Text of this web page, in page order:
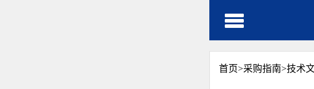
首页>采购指南>技术